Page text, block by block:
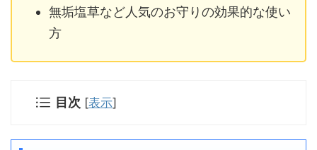
無垢塩草など人気のお守りの効果的な使い
方
目次 [表示]